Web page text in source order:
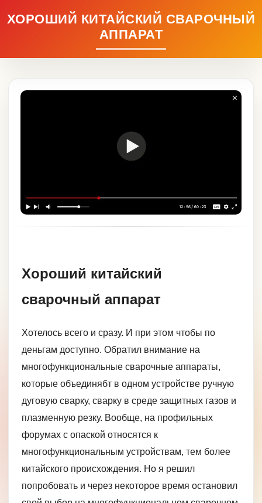
ХОРОШИЙ КИТАЙСКИЙ СВАРОЧНЫЙ
АППАРАТ
Хороший китайский
сварочный аппарат
Хотелось всего и сразу. И при этом чтобы по
деньгам доступно. Обратил внимание на
многофункциональные сварочные аппараты,
которые объединябт в одном устройстве ручную
дуговую сварку, сварку в среде защитных газов и
плазменную резку. Вообще, на профильных
форумах с опаской относятся к
многофункциональным устройствам, тем более
китайского происхождения. Но я решил
попробовать и через некоторое время остановил